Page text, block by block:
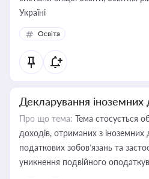
Україні
Освіта
Декларування іноземних
Про що тема: Тема стосується
доходів, отриманих з іноземних
податкових зобов’язань та
уникнення подвійного